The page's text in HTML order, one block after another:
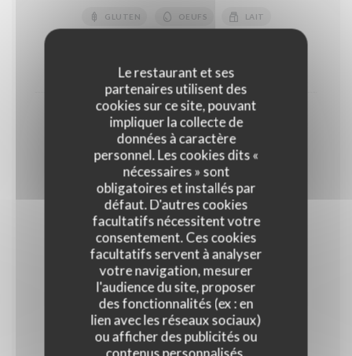
Le restaurant et ses
partenaires utilisent des
cookies sur ce site, pouvant
impliquer la collecte de
données à caractère
personnel. Les cookies dits «
nécessaires » sont
obligatoires et installés par
défaut. D'autres cookies
facultatifs nécessitent votre
consentement. Ces cookies
facultatifs servent à analyser
votre navigation, mesurer
l'audience du site, proposer
des fonctionnalités (ex : en
lien avec les réseaux sociaux)
ou afficher des publicités ou
GLUTEN OEUFS LAIT
10,50 EUR 14,00 EUR
Coupe de fruits rouges
18,00 EUR
Normal
Glaces et sorbets
Parfum glaces : Vanille, Chocolat noir, Café, ,Pistache
Parfum sorbets : Framboise, abricot, citron jaune,
verveine
Glaces et sorbets "Maison"
Glaces : Vanille, Café, Chocolat Sorbets : Citron vert,
Mangue, Abricot, Framboise, Noix de coco